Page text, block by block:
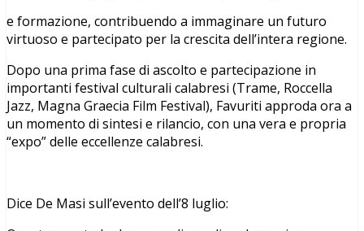
e formazione, contribuendo a immaginare un futuro
virtuoso e partecipato per la crescita dell’intera regione.
Dopo una prima fase di ascolto e partecipazione in
importanti festival culturali calabresi (Trame, Roccella
Jazz, Magna Graecia Film Festival), Favuriti approda ora a
un momento di sintesi e rilancio, con una vera e propria
“expo” delle eccellenze calabresi.
Dice De Masi sull’evento dell’8 luglio: